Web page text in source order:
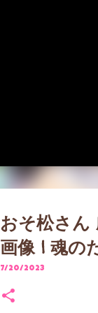
おそ松さん
画像 | 魂の
7/20/2023